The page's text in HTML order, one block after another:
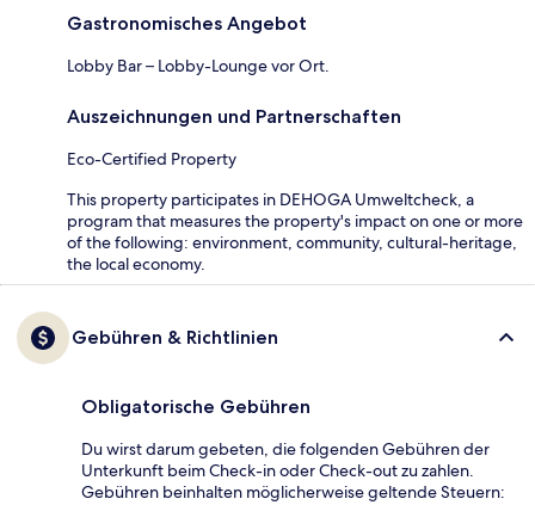
Gastronomisches Angebot
Lobby Bar – Lobby-Lounge vor Ort.
Auszeichnungen und Partnerschaften
Eco-Certified Property
This property participates in DEHOGA Umweltcheck, a
program that measures the property's impact on one or more
of the following: environment, community, cultural-heritage,
the local economy.
Gebühren & Richtlinien
Obligatorische Gebühren
Du wirst darum gebeten, die folgenden Gebühren der
Unterkunft beim Check-in oder Check-out zu zahlen.
Gebühren beinhalten möglicherweise geltende Steuern: